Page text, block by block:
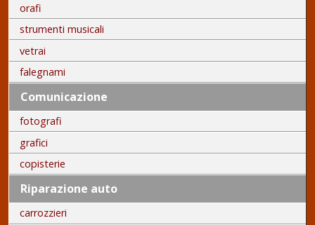
orafi
strumenti musicali
vetrai
falegnami
Comunicazione
fotografi
grafici
copisterie
Riparazione auto
carrozzieri